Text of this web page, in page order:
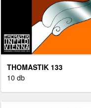
THOMASTIK 133
10 db